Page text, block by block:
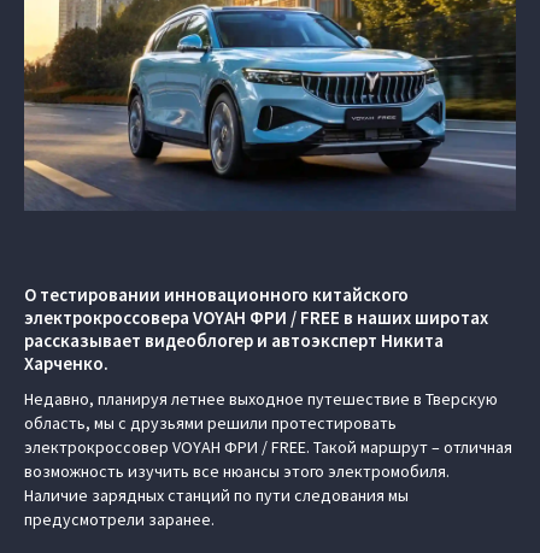
О тестировании инновационного китайского
электрокроссовера VOYAH ФРИ / FREE в наших широтах
рассказывает видеоблогер и автоэксперт Никита
Харченко.
Недавно, планируя летнее выходное путешествие в Тверскую
область, мы с друзьями решили протестировать
электрокроссовер VOYAH ФРИ / FREE. Такой маршрут – отличная
возможность изучить все нюансы этого электромобиля.
Наличие зарядных станций по пути следования мы
предусмотрели заранее.